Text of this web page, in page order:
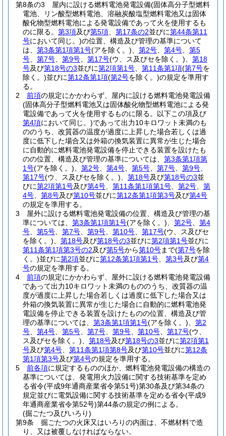
第8条の3
屋内に設ける燃料電池発電設備(固体高分子型燃料
電池、リン酸型燃料電池、溶融炭酸塩型燃料電池又は固体
酸化物型燃料電池による発電設備であって火を使用するも
のに限る。 第3項及び第5項 第17条の2並びに第44条第11
号において同じ。)の位置、構造及び管理の基準について
は、 第3条第1項第1号(アを除く。) 第2号 第4号
第5
号
第7号 第9号 第17号(ウ、ス及びセを除く。)
第18
号及び第18号の3並びに第2項第1号 第11条第1項(第7号を
除く。)並びに第12条第1項(第2号を除く。)の規定を準用す
る。
2
前項の規定にかかわらず、屋内に設ける燃料電池発電設備
(固体高分子型燃料電池又は固体酸化物型燃料電池による発
電設備であって火を使用するものに限る。以下この項及び
第4項において同じ。)であって出力10キロワット未満のも
ののうち、改質器の温度が過度に上昇した場合若しくは過
度に低下した場合又は外箱の換気装置に異常が生じた場合
に自動的に燃料電池発電設備を停止できる装置を設けたも
のの位置、構造及び管理の基準については、 第3条第1項第
1号(アを除く。) 第2号 第4号 第5号 第7号 第9号
第17号(ウ、ス及びセを除く。) 第18号及び第18号の3並
びに第2項第1号及び第4号 第11条第1項第1号 第2号
第
4号
第8号及び第10号並びに第12条第1項第3号及び第4号
の規定を準用する。
3
屋外に設ける燃料電池発電設備の位置、構造及び管理の基
準については、 第3条第1項第1号(アを除く。) 第2号
第4
号
第5号 第7号 第9号 第10号 第17号(ウ、ス及びセ
を除く。)
第18号及び第18号の3並びに第2項第1号並びに
第11条第1項第3号の2及び第5号から第10号まで(第7号を除
く。)並びに第2項並びに第12条第1項第1号 第3号及び第4
号の規定を準用する。
4
前項の規定にかかわらず、屋外に設ける燃料電池発電設備
であって出力10キロワット未満のもののうち、改質器の温
度が過度に上昇した場合若しくは過度に低下した場合又は
外箱の換気装置に異常が生じた場合に自動的に燃料電池発
電設備を停止できる装置を設けたものの位置、構造及び管
理の基準については、 第3条第1項第1号(アを除く。)
第2
号
第4号 第5号 第7号 第9号 第10号 第17号(ウ、
ス及びセを除く。)
第18号及び第18号の3並びに第2項第1
号及び第4号 第11条第1項第8号及び第10号並びに第12条
第1項第3号及び第4号の規定を準用する。
5
前各項に規定するもののほか、燃料電池発電設備の構造の
基準については、発電用火力設備に関する技術基準を定め
る省令(平成9年通商産業省令第51号)第30条及び第34条の
規定並びに電気設備に関する技術基準を定める省令(平成9
年通商産業省令第52号)第44条の規定の例による。
(掘ごたつ及びいろり)
第9条
掘ごたつの火床又はいろりの内面は、不燃材料で造
り、又は被覆しなければならない。